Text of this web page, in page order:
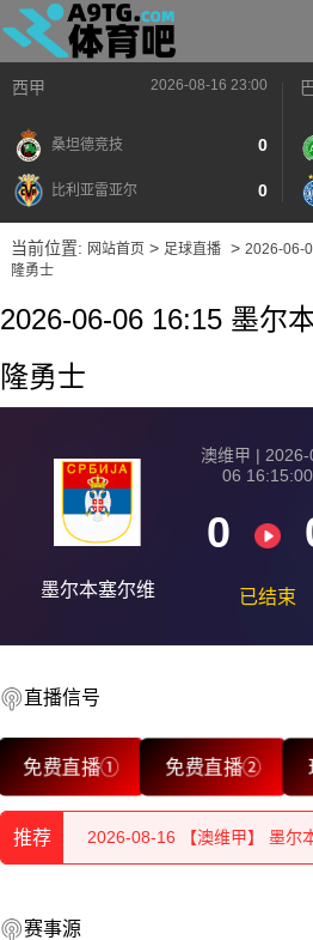
西甲 2026-08-16 23:00
桑坦德竞技 0
比利亚雷亚尔 0
当前位置: 网站首页> 足球直播> 2026-06-
隆勇士
2026-06-06 16:15 墨尔
隆勇士
墨尔本塞尔维
澳维甲 | 2026-
06 16:15:00
0
已结束
直播信号
免费直播① 免费直播②
推荐
2026-08-16 【澳维甲】 墨尔
2026-08-16 【澳维甲】 墨尔
2026-08-16 【澳维甲】 墨尔
赛事源